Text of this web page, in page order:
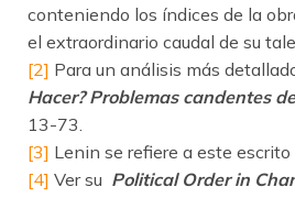
conteniendo los índices de la
el extraordinario caudal de su
[2] Para un análisis más
Hacer? Problemas candentes
13-73.
[3] Lenin se refiere a este
[4] Ver su Political Order in